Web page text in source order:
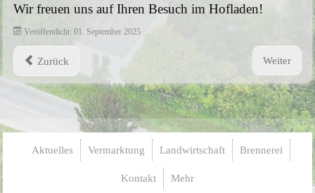
Maisanbau
Soja Leindotter Mischanbau
Pachtflächen gesucht
Lohnbrennen
Wir freuen uns auf Ihren Besuch im Hofladen!
Veröffentlicht: 01. September 2025
Zurück Weiter
Aktuelles Vermarktung Landwirtschaft Brennerei
Kontakt Mehr